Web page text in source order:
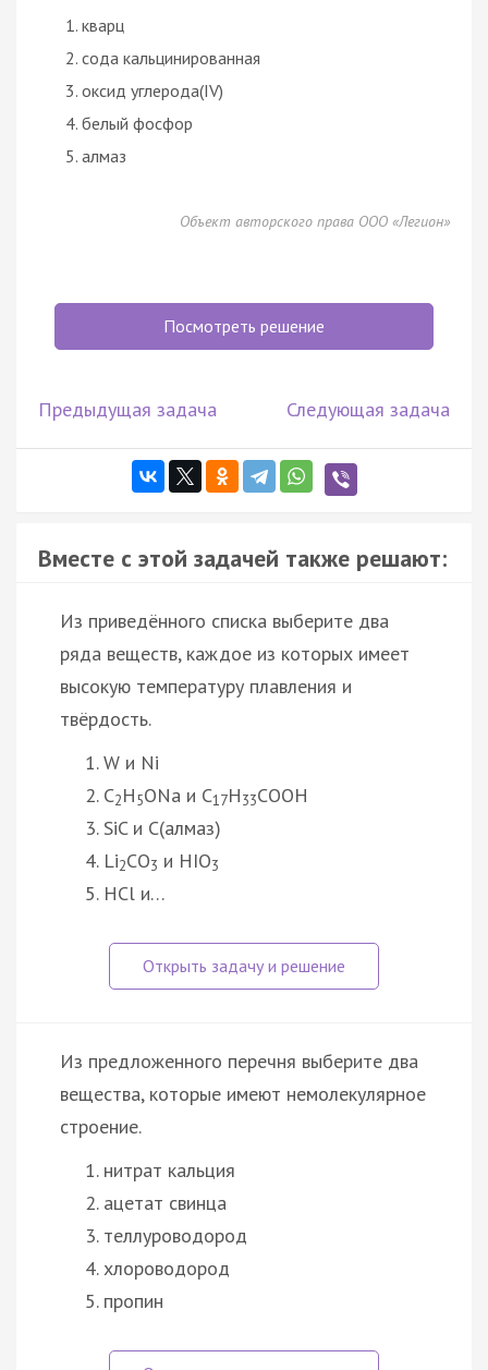
кварц
сода кальцинированная
оксид углерода(IV)
белый фосфор
алмаз
Объект авторского права ООО «Легион»
Посмотреть решение
Предыдущая задача Следующая задача
Вместе с этой задачей также решают:
Из приведённого списка выберите два
ряда веществ, каждое из которых имеет
высокую температуру плавления и
твёрдость.
W и Ni
С2H5ONa и C17Н33COOH
SiC и C(алмаз)
Li2CО3 и HIO3
HCl и…
Из предложенного перечня выберите два
вещества, которые имеют немолекулярное
строение.
нитрат кальция
ацетат свинца
теллуроводород
хлороводород
пропин